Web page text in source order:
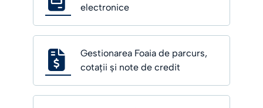
electronice
Gestionarea Foaia de parcurs,
cotații și note de credit